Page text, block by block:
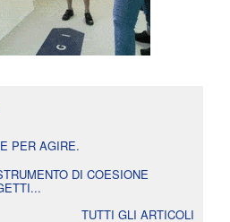
PER AGIRE.
DI COESIONE
TUTTI GLI ARTICOLI